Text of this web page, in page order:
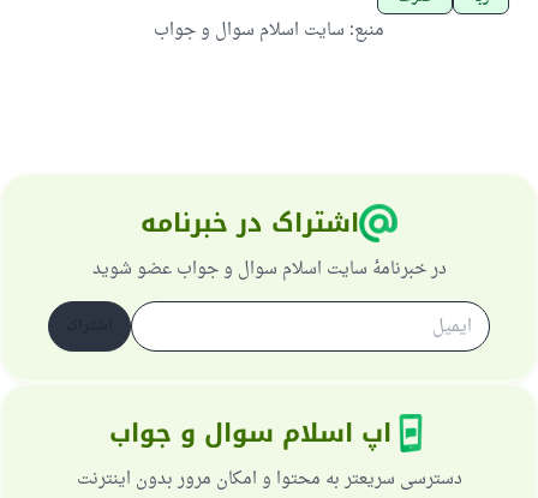
منبع: سایت اسلام سوال و جواب
اشتراک در خبرنامه
در خبرنامهٔ سایت اسلام سوال و جواب عضو شوید
اپ اسلام سوال و جواب
دسترسی سریعتر به محتوا و امکان مرور بدون اینترنت